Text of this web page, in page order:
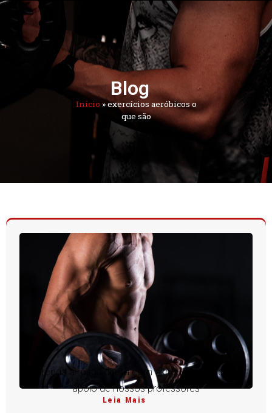
Blog
Início »exercícios aeróbicos o
que são
Aprenda a rosca direta com execução perfeita e
apoio de nossos professores
Leia Mais